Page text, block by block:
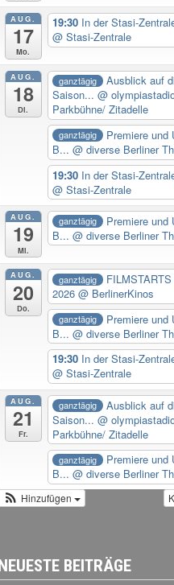
AUG.
17
Mo.
19:30 In der Stasi-
@ Stasi-Zentrale
AUG.
18
Di.
ganztägig
Ausblick auf
Saison...@
Parkbühne/ Zitadelle
ganztägig
Premiere und
B...@ diverse Berliner
19:30 In der Stasi-
@ Stasi-Zentrale
AUG.
19
Mi.
ganztägig
Premiere und
B...@ diverse Berliner
AUG.
20
Do.
ganztägig
2026@ BerlinerKinos
ganztägig
Premiere und
B...@ diverse Berliner
19:30 In der Stasi-
@ Stasi-Zentrale
AUG.
21
Fr.
ganztägig
Ausblick auf
Saison...@
Parkbühne/ Zitadelle
ganztägig
Premiere und
B...@ diverse Berliner
Hinzufügen
NEUESTE BEITRÄGE